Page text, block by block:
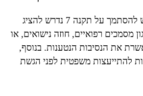
בפועל, עובד המבקש להסתמך על תקנה 7 נדרש להציג
מסמכים רפואיים, חוזה נישואים, או
את הנסיבות הנטענות. בנוסף,
להתייעצות משפטית לפני הגשת